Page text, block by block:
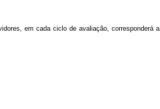
em cada ciclo de avaliação, corresponderá